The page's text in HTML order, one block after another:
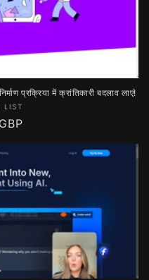
प्रक्रिया में क्रांतिकारी बदलाव लाएं!
LIST